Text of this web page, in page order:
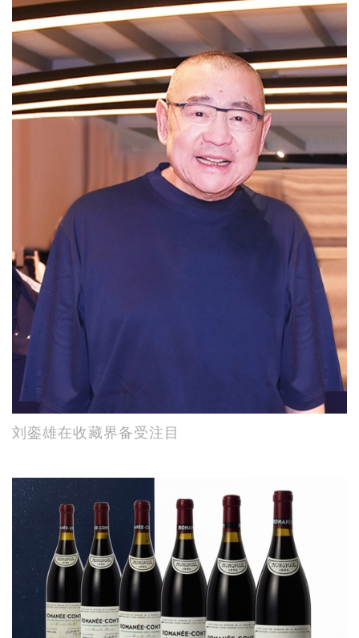
刘銮雄在收藏界备受注目